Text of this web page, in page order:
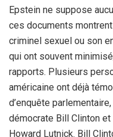
Epstein ne suppose
ces documents
criminel sexuel ou son
qui ont souvent
rapports. Plusieurs
américaine ont déjà
d’enquête
démocrate Bill Clinton et
Howard Lutnick. Bill